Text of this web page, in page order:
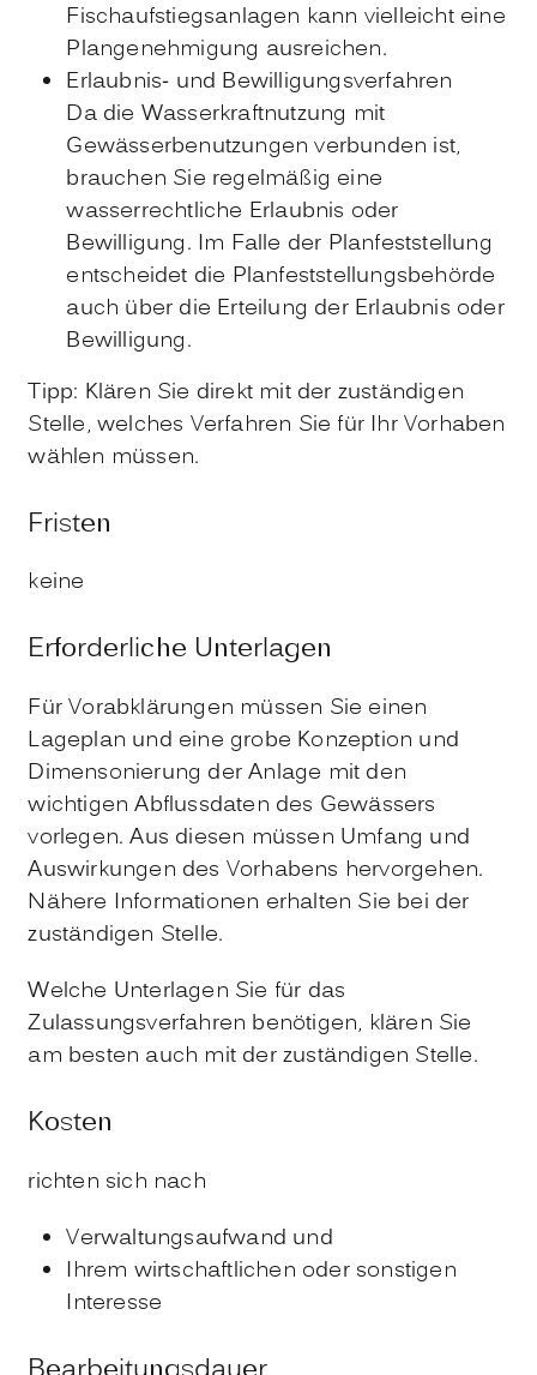
Fischaufstiegsanlagen kann vielleicht eine
Plangenehmigung ausreichen.
Erlaubnis- und Bewilligungsverfahren
Da die Wasserkraftnutzung mit
Gewässerbenutzungen verbunden ist,
brauchen Sie regelmäßig eine
wasserrechtliche Erlaubnis oder
Bewilligung. Im Falle der Planfeststellung
entscheidet die Planfeststellungsbehörde
auch über die Erteilung der Erlaubnis oder
Bewilligung.
Tipp: Klären Sie direkt mit der zuständigen
Stelle, welches Verfahren Sie für Ihr Vorhaben
wählen müssen.
Fristen
keine
Erforderliche Unterlagen
Für Vorabklärungen müssen Sie einen
Lageplan und eine grobe Konzeption und
Dimensonierung der Anlage mit den
wichtigen Abflussdaten des Gewässers
vorlegen. Aus diesen müssen Umfang und
Auswirkungen des Vorhabens hervorgehen.
Nähere Informationen erhalten Sie bei der
zuständigen Stelle.
Welche Unterlagen Sie für das
Zulassungsverfahren benötigen, klären Sie
am besten auch mit der zuständigen Stelle.
Kosten
richten sich nach
Verwaltungsaufwand und
Ihrem wirtschaftlichen oder sonstigen
Interesse